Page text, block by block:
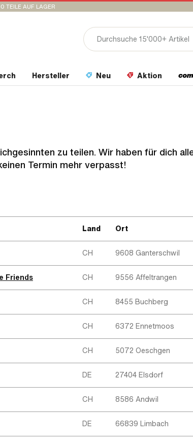
TEILE AUF LAGER
Hersteller Neu Aktion
zu teilen. Wir haben für dich
Termin mehr verpasst!
Land Ort
CH 9608 Ganterschwil
Friends CH 9556 Affeltrangen
CH 8455 Buchberg
CH 6372 Ennetmoos
CH 5072 Oeschgen
DE 27404 Elsdorf
CH 8586 Andwil
DE 66839 Limbach